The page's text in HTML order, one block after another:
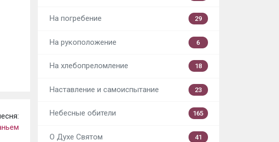
На погребение 29
На рукоположение 6
На хлебопреломление 18
Наставление и самоиспытание 23
Небесные обители 165
О Духе Святом 41